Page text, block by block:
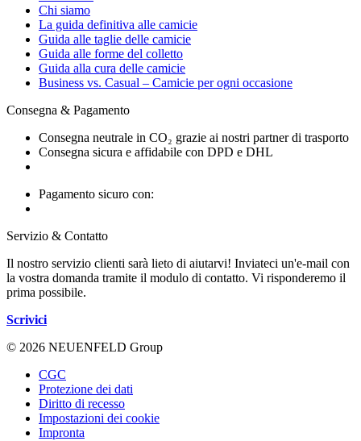
Chi siamo
La guida definitiva alle camicie
Guida alle taglie delle camicie
Guida alle forme del colletto
Guida alla cura delle camicie
Business vs. Casual – Camicie per ogni occasione
Consegna & Pagamento
Consegna neutrale in CO₂ grazie ai nostri partner di trasporto
Consegna sicura e affidabile con DPD e DHL
Pagamento sicuro con:
Servizio & Contatto
Il nostro servizio clienti sarà lieto di aiutarvi! Inviateci un'e-mail con
la vostra domanda tramite il modulo di contatto. Vi risponderemo il
prima possibile.
Scrivici
© 2026 NEUENFELD Group
CGC
Protezione dei dati
Diritto di recesso
Impostazioni dei cookie
Impronta